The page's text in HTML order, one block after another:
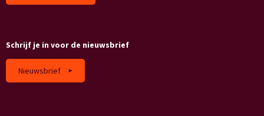
Schrijf je in voor de nieuwsbrief
Nieuwsbrief